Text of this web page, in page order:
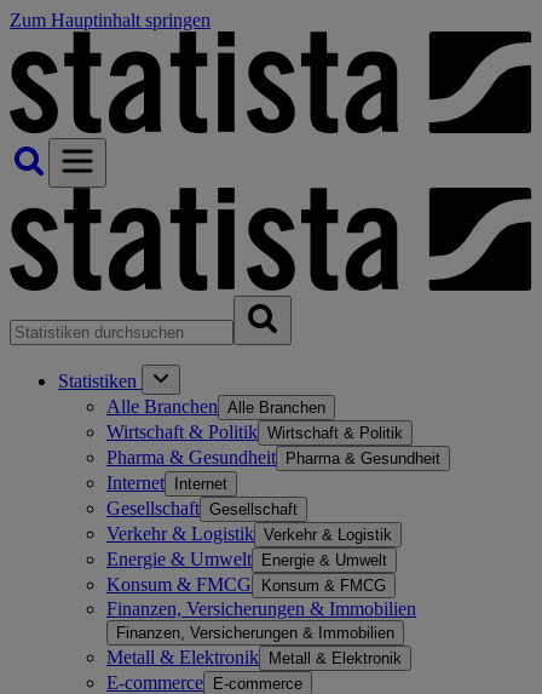
Zum Hauptinhalt springen
Statistiken
Alle Branchen Alle Branchen
Wirtschaft & Politik Wirtschaft & Politik
Pharma & Gesundheit Pharma & Gesundheit
Internet Internet
Gesellschaft Gesellschaft
Verkehr & Logistik Verkehr & Logistik
Energie & Umwelt Energie & Umwelt
Konsum & FMCG Konsum & FMCG
Finanzen, Versicherungen & Immobilien
Finanzen, Versicherungen & Immobilien
Metall & Elektronik Metall & Elektronik
E-commerce E-commerce